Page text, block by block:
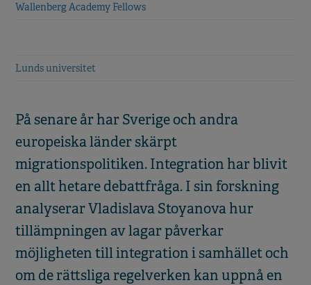
Wallenberg Academy Fellows
Lunds universitet
På senare år har Sverige och andra
europeiska länder skärpt
migrationspolitiken. Integration har blivit
en allt hetare debattfråga. I sin forskning
analyserar Vladislava Stoyanova hur
tillämpningen av lagar påverkar
möjligheten till integration i samhället och
om de rättsliga regelverken kan uppnå en